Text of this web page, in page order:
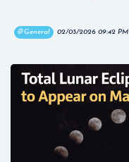
🌐 General 02/03/2026 09:42 PM